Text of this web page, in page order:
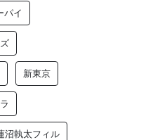
パイ
新東京
沼執太フィル